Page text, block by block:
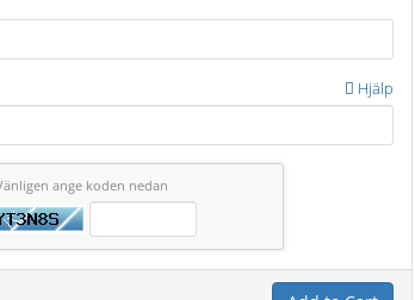
Hjälp
ange koden nedan